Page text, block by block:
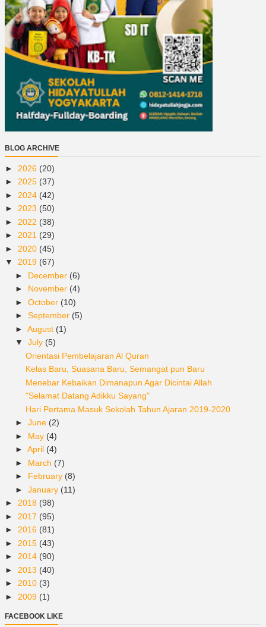
BLOG ARCHIVE
► 2026 (20)
► 2025 (37)
► 2024 (42)
► 2023 (50)
► 2022 (38)
► 2021 (29)
► 2020 (45)
▼ 2019 (67)
► December (6)
► November (4)
► October (10)
► September (5)
► August (1)
▼ July (5)
Orientasi Pembelajaran Al Quran
Kelas Baru, Suasana Baru, Semangat pun Baru
Menebar Kebaikan Dimanapun Agar Dicintai Allah
"Selamat Datang Adikku Sayang"
Hari Pertama Masuk Sekolah Tahun Ajaran 2019-2020
► June (2)
► May (4)
► April (4)
► March (7)
► February (8)
► January (11)
► 2018 (98)
► 2017 (95)
► 2016 (81)
► 2015 (43)
► 2014 (90)
► 2013 (40)
► 2010 (3)
► 2009 (1)
FACEBOOK LIKE